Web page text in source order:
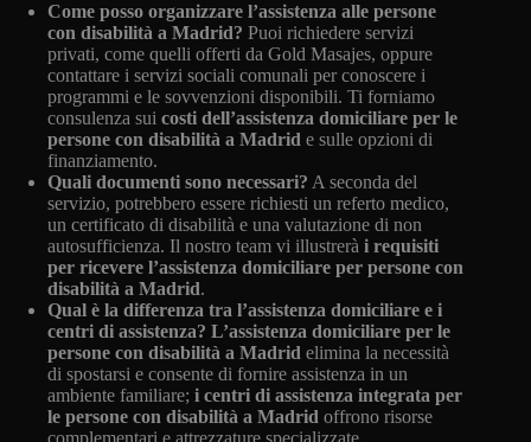
Come posso organizzare l’assistenza alle persone
con disabilità a Madrid? Puoi richiedere servizi
privati, come quelli offerti da Gold Masajes, oppure
contattare i servizi sociali comunali per conoscere i
programmi e le sovvenzioni disponibili. Ti forniamo
consulenza sui costi dell’assistenza domiciliare per le
persone con disabilità a Madrid e sulle opzioni di
finanziamento.
Quali documenti sono necessari? A seconda del
servizio, potrebbero essere richiesti un referto medico,
un certificato di disabilità e una valutazione di non
autosufficienza. Il nostro team vi illustrerà i requisiti
per ricevere l’assistenza domiciliare per persone con
disabilità a Madrid.
Qual è la differenza tra l’assistenza domiciliare e i
centri di assistenza? L’assistenza domiciliare per le
persone con disabilità a Madrid elimina la necessità
di spostarsi e consente di fornire assistenza in un
ambiente familiare; i centri di assistenza integrata per
le persone con disabilità a Madrid offrono risorse
complementari e attrezzature specializzate.